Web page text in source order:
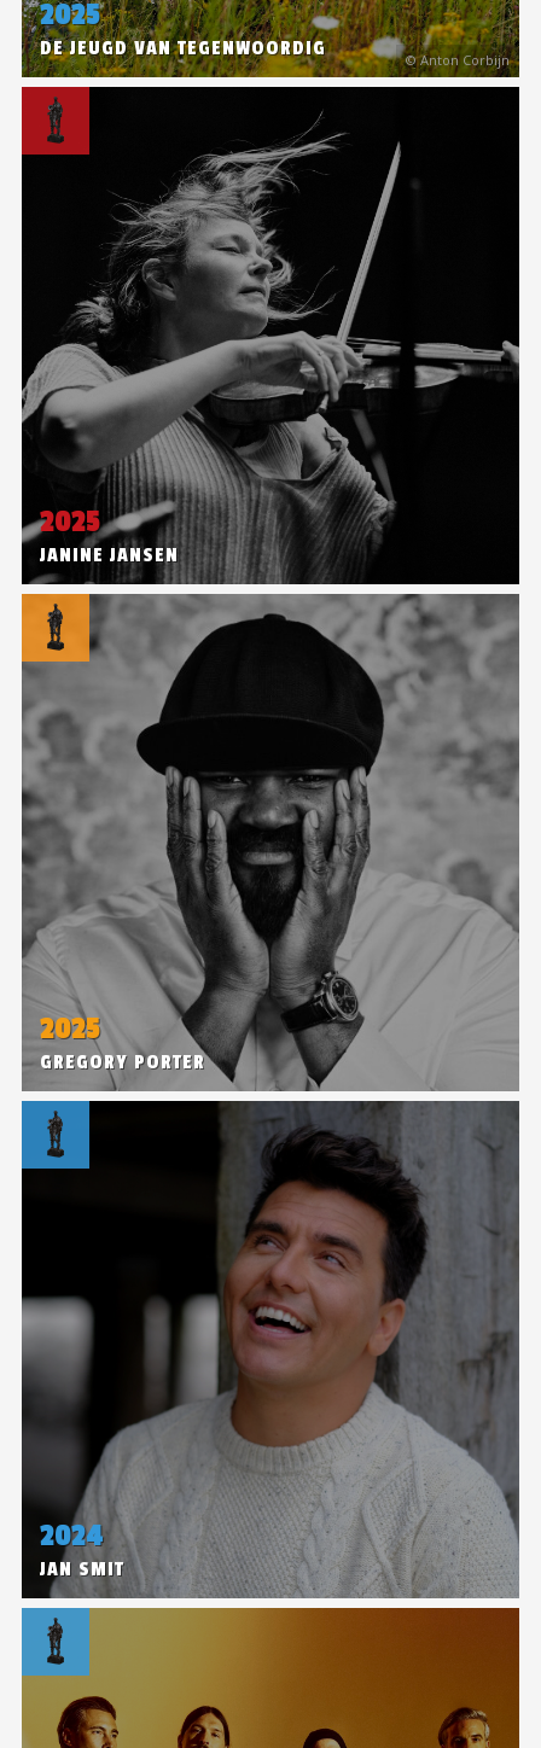
© Anton Corbijn
2025
DE JEUGD VAN TEGENWOORDIG
2025
JANINE JANSEN
2025
GREGORY PORTER
2024
JAN SMIT